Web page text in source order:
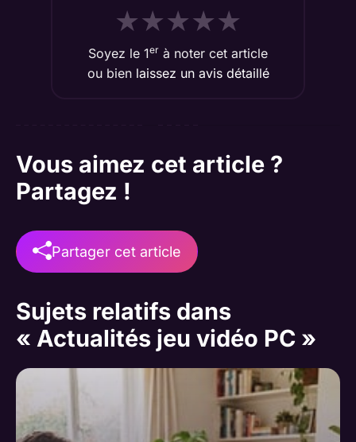
★★★★★
Soyez le 1er à noter cet article
ou bien laissez un avis détaillé
Vous aimez cet article ?
Partagez !
Partager cet article
Sujets relatifs dans
« Actualités jeu vidéo PC »